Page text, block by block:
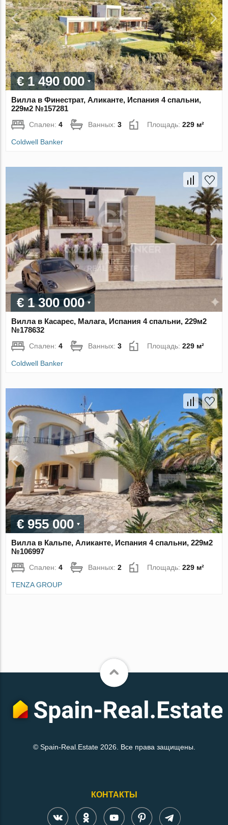
€ 1 490 000
Вилла в Финестрат, Аликанте, Испания 4 спальни,
229м2 №157281
Спален:4 Ванных:3 Площадь:229 м²
Coldwell Banker
€ 1 300 000
Вилла в Касарес, Малага, Испания 4 спальни, 229м2
№178632
Спален:4 Ванных:3 Площадь:229 м²
Coldwell Banker
€ 955 000
Вилла в Кальпе, Аликанте, Испания 4 спальни, 229м2
№106997
Спален:4 Ванных:2 Площадь:229 м²
TENZA GROUP
© Spain-Real.Estate 2026. Все права защищены.
КОНТАКТЫ